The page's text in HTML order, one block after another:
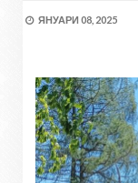
ЯНУАРИ 08, 2025